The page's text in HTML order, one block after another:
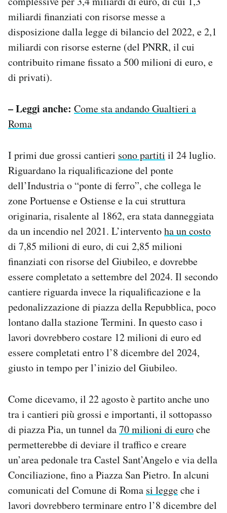
miliardi finanziati con risorse messe a
disposizione dalla legge di bilancio del 2022, e 2,1
miliardi con risorse esterne (del PNRR, il cui
contribuito rimane fissato a 500 milioni di euro, e
di privati).
– Leggi anche: Come sta andando Gualtieri a
Roma
I primi due grossi cantieri sono partiti il 24 luglio.
Riguardano la riqualificazione del ponte
dell’Industria o “ponte di ferro”, che collega le
zone Portuense e Ostiense e la cui struttura
originaria, risalente al 1862, era stata danneggiata
da un incendio nel 2021. L’interventoha un costo
di 7,85 milioni di euro, di cui 2,85 milioni
finanziati con risorse del Giubileo, e dovrebbe
essere completato a settembre del 2024. Il secondo
cantiere riguarda invece la riqualificazione e la
pedonalizzazione di piazza della Repubblica, poco
lontano dalla stazione Termini. In questo caso i
lavori dovrebbero costare 12 milioni di euro ed
essere completati entro l’8 dicembre del 2024,
giusto in tempo per l’inizio del Giubileo.
Come dicevamo, il 22 agosto è partito anche uno
tra i cantieri più grossi e importanti, il sottopasso
di piazza Pia, un tunnel da70 milioni di euroche
permetterebbe di deviare il traffico e creare
un’area pedonale tra Castel Sant’Angelo e via della
Conciliazione, fino a Piazza San Pietro. In alcuni
comunicati del Comune di Roma si leggeche i
lavori dovrebbero terminare entro l’8 dicembre del